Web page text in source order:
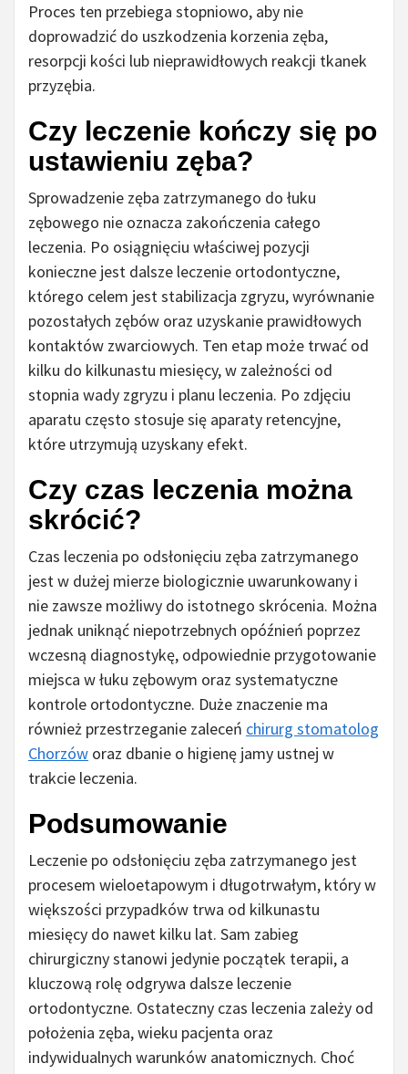
Proces ten przebiega stopniowo, aby nie
doprowadzić do uszkodzenia korzenia zęba,
resorpcji kości lub nieprawidłowych reakcji tkanek
przyzębia.
Czy leczenie kończy się po
ustawieniu zęba?
Sprowadzenie zęba zatrzymanego do łuku
zębowego nie oznacza zakończenia całego
leczenia. Po osiągnięciu właściwej pozycji
konieczne jest dalsze leczenie ortodontyczne,
którego celem jest stabilizacja zgryzu, wyrównanie
pozostałych zębów oraz uzyskanie prawidłowych
kontaktów zwarciowych. Ten etap może trwać od
kilku do kilkunastu miesięcy, w zależności od
stopnia wady zgryzu i planu leczenia. Po zdjęciu
aparatu często stosuje się aparaty retencyjne,
które utrzymują uzyskany efekt.
Czy czas leczenia można
skrócić?
Czas leczenia po odsłonięciu zęba zatrzymanego
jest w dużej mierze biologicznie uwarunkowany i
nie zawsze możliwy do istotnego skrócenia. Można
jednak uniknąć niepotrzebnych opóźnień poprzez
wczesną diagnostykę, odpowiednie przygotowanie
miejsca w łuku zębowym oraz systematyczne
kontrole ortodontyczne. Duże znaczenie ma
również przestrzeganie zaleceń chirurg stomatolog
Chorzów oraz dbanie o higienę jamy ustnej w
trakcie leczenia.
Podsumowanie
Leczenie po odsłonięciu zęba zatrzymanego jest
procesem wieloetapowym i długotrwałym, który w
większości przypadków trwa od kilkunastu
miesięcy do nawet kilku lat. Sam zabieg
chirurgiczny stanowi jedynie początek terapii, a
kluczową rolę odgrywa dalsze leczenie
ortodontyczne. Ostateczny czas leczenia zależy od
położenia zęba, wieku pacjenta oraz
indywidualnych warunków anatomicznych. Choć